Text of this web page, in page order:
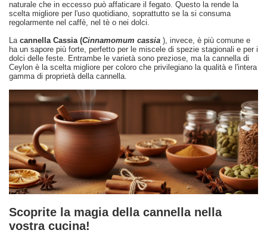
naturale che in eccesso può affaticare il fegato. Questo la rende la
scelta migliore per l'uso quotidiano, soprattutto se la si consuma
regolarmente nel caffè, nel tè o nei dolci.
La cannella Cassia (Cinnamomum cassia ), invece, è più comune e
ha un sapore più forte, perfetto per le miscele di spezie stagionali e per i
dolci delle feste. Entrambe le varietà sono preziose, ma la cannella di
Ceylon è la scelta migliore per coloro che privilegiano la qualità e l'intera
gamma di proprietà della cannella.
Scoprite la magia della cannella nella
vostra cucina!